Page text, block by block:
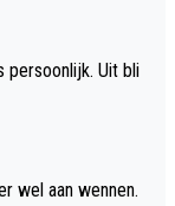
persoonlijk. Uit bli
wel aan wennen.